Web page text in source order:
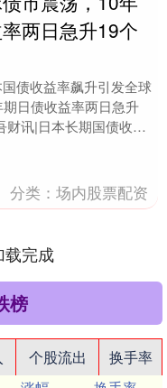
两日急升19个
国债收益率飙升引发全球
日债收益率两日急升
财讯|日本长期国债收益
分类：场内股票配资
载完成
榜
个股流出
换手率